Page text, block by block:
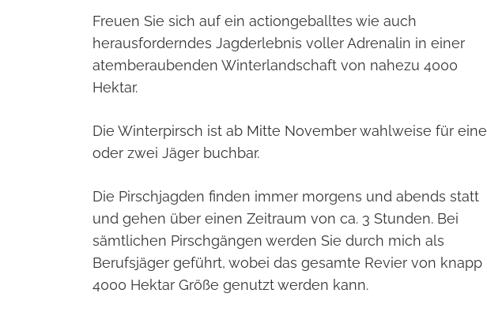
Freuen Sie sich auf ein actiongeballtes wie auch
herausforderndes Jagderlebnis voller Adrenalin in einer
atemberaubenden Winterlandschaft von nahezu 4000
Hektar.
Die Winterpirsch ist ab Mitte November wahlweise für
oder zwei Jäger buchbar.
Die Pirschjagden finden immer morgens und abends statt
und gehen über einen Zeitraum von ca. 3 Stunden. Bei
sämtlichen Pirschgängen werden Sie durch mich als
Berufsjäger geführt, wobei das gesamte Revier von knapp
4000 Hektar Größe genutzt werden kann.